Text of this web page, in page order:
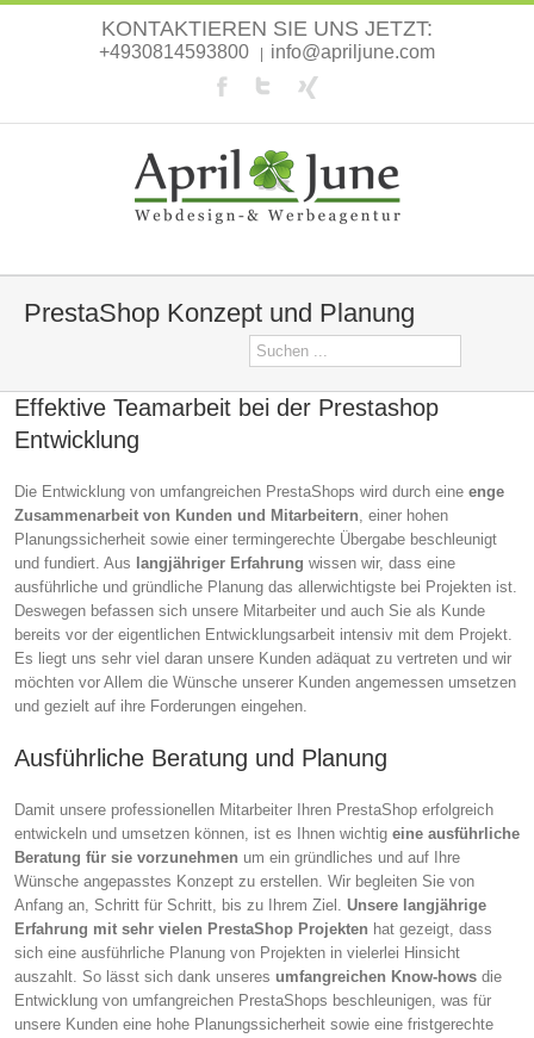
KONTAKTIEREN SIE UNS JETZT:
+4930814593800 info@apriljune.com
PrestaShop Konzept und Planung
Effektive Teamarbeit bei der Prestashop
Entwicklung
Die Entwicklung von umfangreichen PrestaShops wird durch eine enge
Zusammenarbeit von Kunden und Mitarbeitern, einer hohen
Planungssicherheit sowie einer termingerechte Übergabe beschleunigt
und fundiert. Aus langjähriger Erfahrung wissen wir, dass eine
ausführliche und gründliche Planung das allerwichtigste bei Projekten ist.
Deswegen befassen sich unsere Mitarbeiter und auch Sie als Kunde
bereits vor der eigentlichen Entwicklungsarbeit intensiv mit dem Projekt.
Es liegt uns sehr viel daran unsere Kunden adäquat zu vertreten und wir
möchten vor Allem die Wünsche unserer Kunden angemessen umsetzen
und gezielt auf ihre Forderungen eingehen.
Ausführliche Beratung und Planung
Damit unsere professionellen Mitarbeiter Ihren PrestaShop erfolgreich
entwickeln und umsetzen können, ist es Ihnen wichtig eine ausführliche
Beratung für sie vorzunehmen um ein gründliches und auf Ihre
Wünsche angepasstes Konzept zu erstellen. Wir begleiten Sie von
Anfang an, Schritt für Schritt, bis zu Ihrem Ziel. Unsere langjährige
Erfahrung mit sehr vielen PrestaShop Projekten hat gezeigt, dass
sich eine ausführliche Planung von Projekten in vielerlei Hinsicht
auszahlt. So lässt sich dank unseres umfangreichen Know-hows die
Entwicklung von umfangreichen PrestaShops beschleunigen, was für
unsere Kunden eine hohe Planungssicherheit sowie eine fristgerechte